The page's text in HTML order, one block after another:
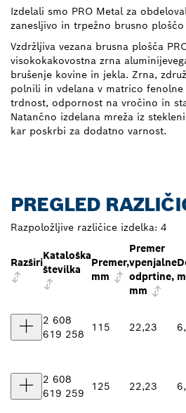
Izdelali smo PRO Metal za
zanesljivo in trpežno brusno
Vzdržljiva vezana brusna plošča
visokokakovostna zrna
brušenje kovine in jekla. Zrna,
polnili in vdelana v matrico fenolne
trdnost, odpornost na vročino in
Natančno izdelana mreža iz
kar poskrbi za dodatno varnost.
PREGLED
Razpoložljive različice izdelka: 4
Razširi
Kataloška
številka
Premer,
mm
Premer
vpenjalne
odprtine,
mm
2 608
619 258
115 22,23
2 608
619 259
125 22,23